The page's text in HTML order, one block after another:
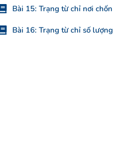
Bài 15: Trạng từ chỉ nơi
Bài 16: Trạng từ chỉ số